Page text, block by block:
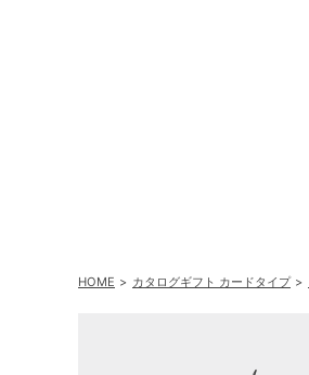
HOME カタログギフト カードタイプ